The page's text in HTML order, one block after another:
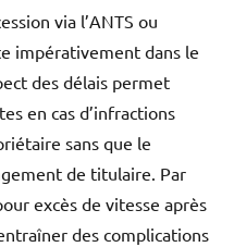
via l’ANTS ou
impérativement dans le
des délais permet
en cas d’infractions
sans que le
de titulaire. Par
excès de vitesse après
des complications